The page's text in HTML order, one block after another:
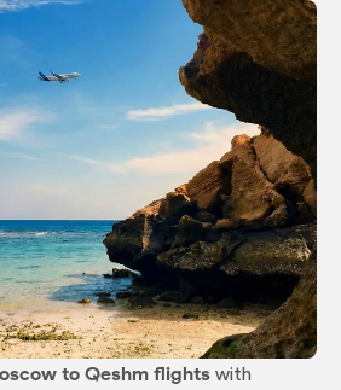
to Qeshm flightswith